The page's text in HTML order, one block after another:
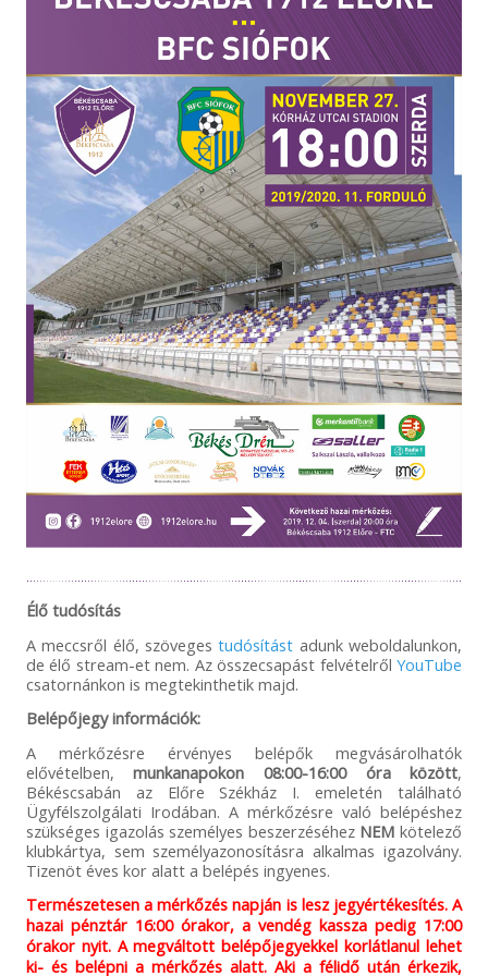
Élő tudósítás
A meccsről élő, szövegestudósítást adunk weboldalunkon,
de élő stream-et nem. Az összecsapást felvételrőlYouTube
csatornánkon is megtekinthetik majd.
Belépőjegy információk:
A mérkőzésre érvényes belépők megvásárolhatók
elővételben,munkanapokon 08:00-16:00 óra között,
Békéscsabán az Előre Székház I. emeletén található
Ügyfélszolgálati Irodában. A mérkőzésre való belépéshez
szükséges igazolás személyes beszerzéséhez NEMkötelező
klubkártya, sem személyazonosításra alkalmas igazolvány.
Tizenöt éves kor alatt a belépés ingyenes.
Természetesen a mérkőzés napján is lesz jegyértékesítés. A
hazai pénztár 16:00 órakor, a vendég kassza pedig 17:00
órakor nyit. A megváltott belépőjegyekkel korlátlanul lehet
ki- és belépni a mérkőzés alatt. Aki a félidő után érkezik,